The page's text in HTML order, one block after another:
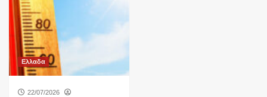
Ελλαδα
22/07/2026